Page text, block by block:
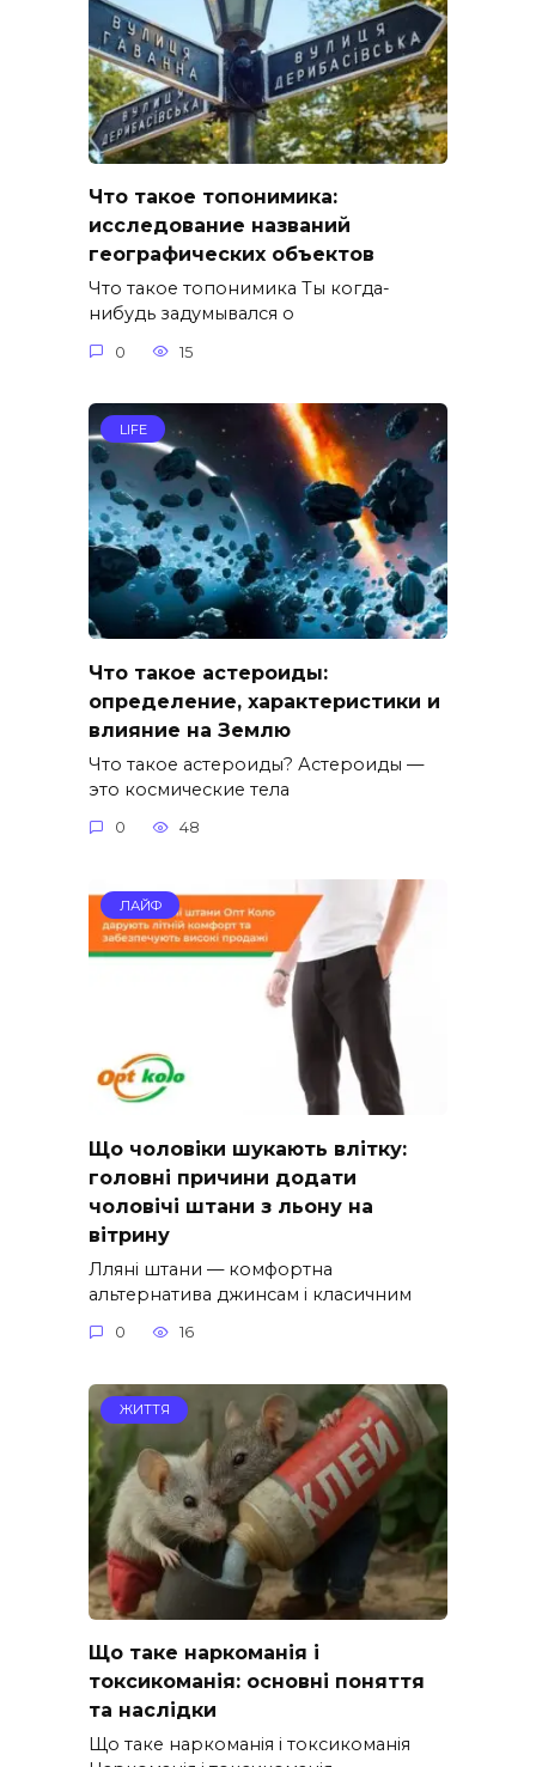
Что такое топонимика:
исследование названий
географических объектов
Что такое топонимика Ты когда-
нибудь задумывался о
0 15
LIFE
Что такое астероиды:
определение, характеристики и
влияние на Землю
Что такое астероиды? Астероиды —
это космические тела
0 48
ЛАЙФ
Що чоловіки шукають влітку:
головні причини додати
чоловічі штани з льону на
вітрину
Лляні штани — комфортна
альтернатива джинсам і класичним
0 16
ЖИТТЯ
Що таке наркоманія і
токсикоманія: основні поняття
та наслідки
Що таке наркоманія і токсикоманія